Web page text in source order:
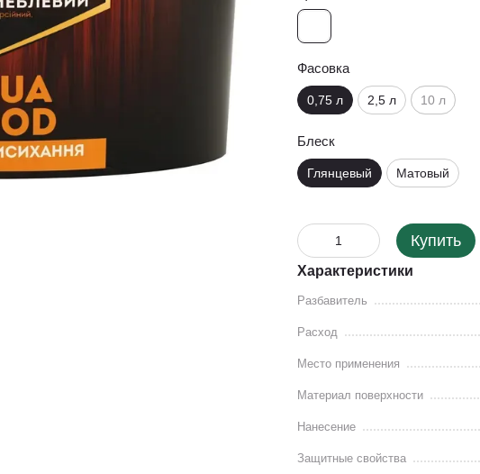
Фасовка
0,75 л 2,5 л 10 л
Блеск
Глянцевый Матовый
Купить
Характеристики
Разбавитель
Расход
Место применения
Материал поверхности
Нанесение
Защитные свойства